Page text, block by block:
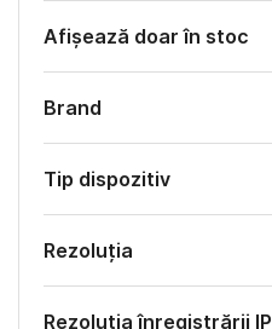
Afișează doar în stoc
Brand
Tip dispozitiv
Rezoluția
Rezoluția înregistrării IP